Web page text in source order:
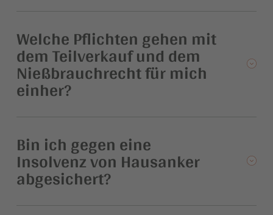
Welche Pflichten gehen mit
dem Teilverkauf und dem
Nießbrauchrecht für mich
einher?
Bin ich gegen eine
Insolvenz von Hausanker
abgesichert?